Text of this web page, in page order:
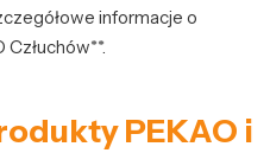
informacje o
Człuchów**.
PEKAO i